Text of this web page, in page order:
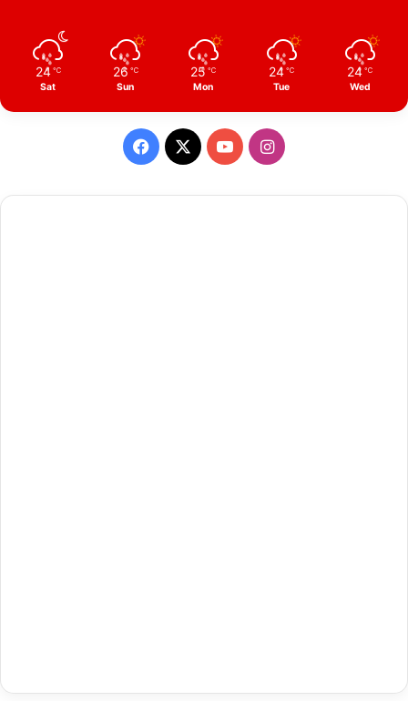
24 ℃
Sat
26 ℃
Sun
25 ℃
Mon
24 ℃
Tue
24 ℃
Wed
Facebook
X YouTubeInstagram